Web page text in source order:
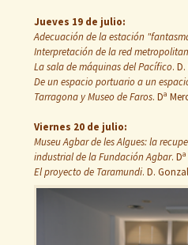
Jueves 19 de julio:
Adecuación de la estación
Interpretación de la red
La sala de máquinas del Pacífico.
De un espacio portuario a un
Tarragona y Museo de Faros. Dª
Viernes 20 de julio:
Museu Agbar de les Algues: la
industrial de la Fundación Agbar.
El proyecto de Taramundi. D.